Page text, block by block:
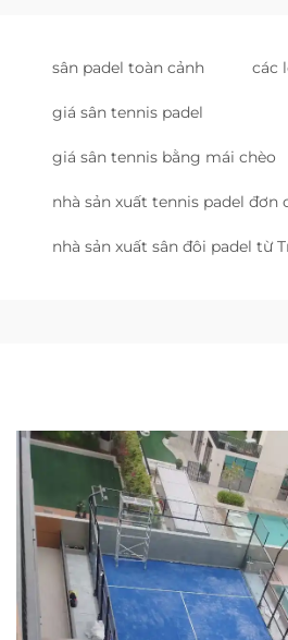
sân padel toàn cảnh các
giá sân tennis padel
giá sân tennis bằng mái chèo
nhà sản xuất tennis padel đơn
nhà sản xuất sân đôi padel từ